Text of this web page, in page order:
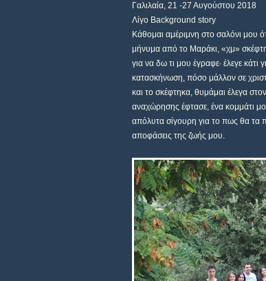
Γαλιλαία, 21 -27 Αυγούστου 2018
Λίγο Background story
Κάθομαι αμέριμνη στο σαλόνι μου
μήνυμα από το Μαράκι, «χμ»
για να δω τι μου έγραφε∙ έλεγε
κατασκήνωση, πόσο μάλλον σε
και το σκέφτηκα, θυμάμαι έλεγα
αναχώρησης έφτασε, ένα κομμάτι
απόλυτα σίγουρη για το πως θα τα
αποφάσεις της ζωής μου.